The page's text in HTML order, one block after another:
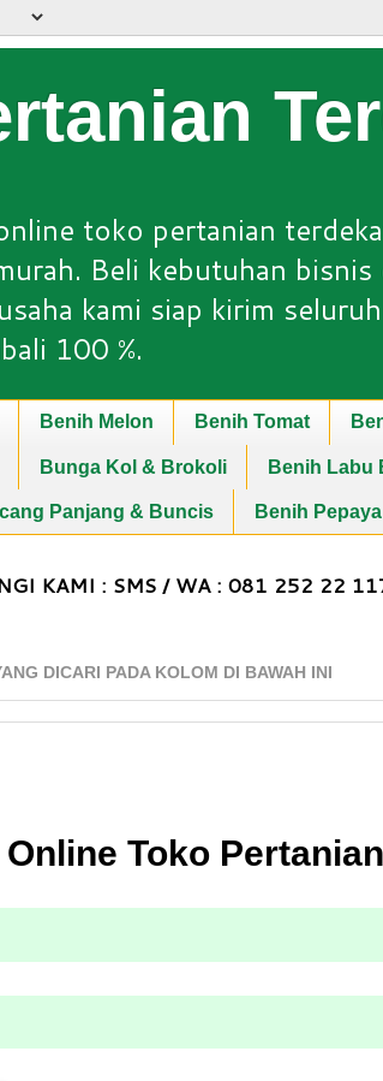
toko pertanian
Beli kebutuhan
kami siap kirim
100 %.
Benih Melon Benih Tomat
Bunga Kol & Brokoli Benih Labu
Panjang & Buncis Benih Pepaya
KAMI : SMS / WA : 081 252 22
DICARI PADA KOLOM DI BAWAH INI
Toko